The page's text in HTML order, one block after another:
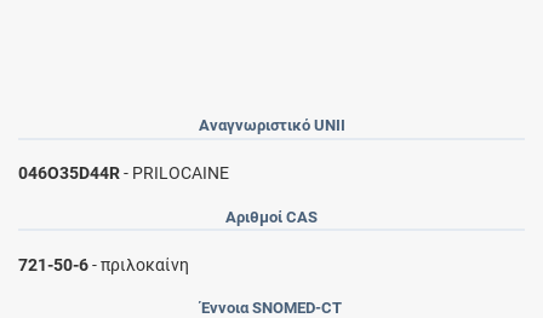
Αναγνωριστικό UNII
046O35D44R- PRILOCAINE
Αριθμοί CAS
721-50-6- πριλοκαίνη
Έννοια SNOMED-CT